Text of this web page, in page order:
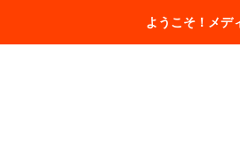
ようこそ！メデ